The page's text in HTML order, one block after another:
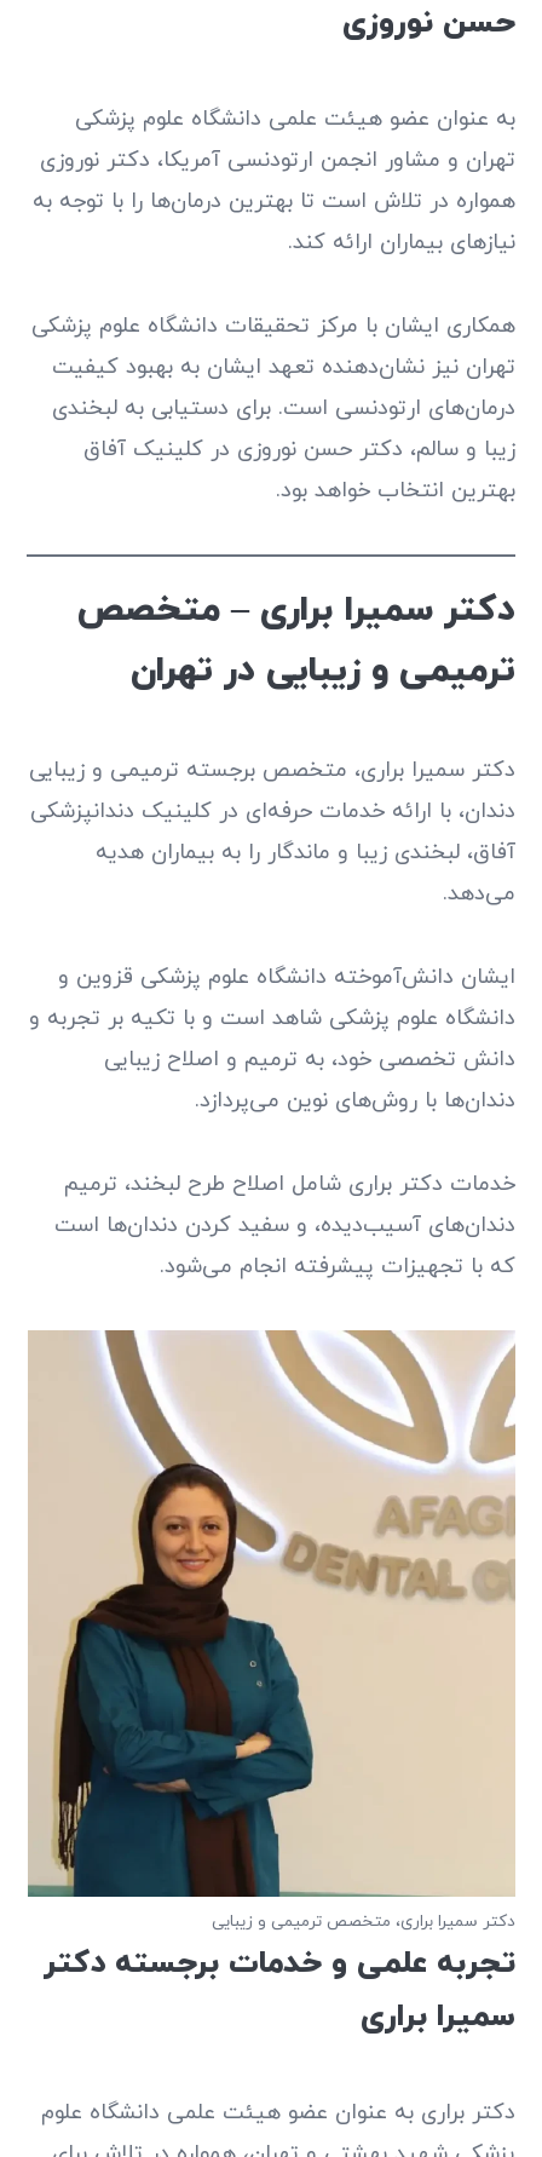
حسن نوروزی
به عنوان عضو هیئت علمی دانشگاه علوم پزشکی
تهران و مشاور انجمن ارتودنسی آمریکا، دکتر نوروزی
همواره در تلاش است تا بهترین درمان‌ها را با توجه به
نیازهای بیماران ارائه کند.
همکاری ایشان با مرکز تحقیقات دانشگاه علوم پزشکی
تهران نیز نشان‌دهنده تعهد ایشان به بهبود کیفیت
درمان‌های ارتودنسی است. برای دستیابی به لبخندی
زیبا و سالم، دکتر حسن نوروزی در کلینیک آفاق
بهترین انتخاب خواهد بود.
دکتر سمیرا براری – متخصص
ترمیمی و زیبایی در تهران
دکتر سمیرا براری، متخصص برجسته ترمیمی و زیبایی
دندان، با ارائه خدمات حرفه‌ای در کلینیک دندانپزشکی
آفاق، لبخندی زیبا و ماندگار را به بیماران هدیه
می‌دهد.
ایشان دانش‌آموخته دانشگاه علوم پزشکی قزوین و
دانشگاه علوم پزشکی شاهد است و با تکیه بر تجربه و
دانش تخصصی خود، به ترمیم و اصلاح زیبایی
دندان‌ها با روش‌های نوین می‌پردازد.
خدمات دکتر براری شامل اصلاح طرح لبخند، ترمیم
دندان‌های آسیب‌دیده، و سفید کردن دندان‌ها است
که با تجهیزات پیشرفته انجام می‌شود.
دکتر سمیرا براری، متخصص ترمیمی و زیبایی
تجربه علمی و خدمات برجسته دکتر
سمیرا براری
دکتر براری به عنوان عضو هیئت علمی دانشگاه علوم